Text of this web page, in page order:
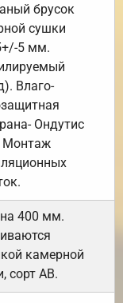
брусок
сушки
5 мм.
Влаго-
Ондутис
Монтаж
400 мм.
камерной
сорт АВ.